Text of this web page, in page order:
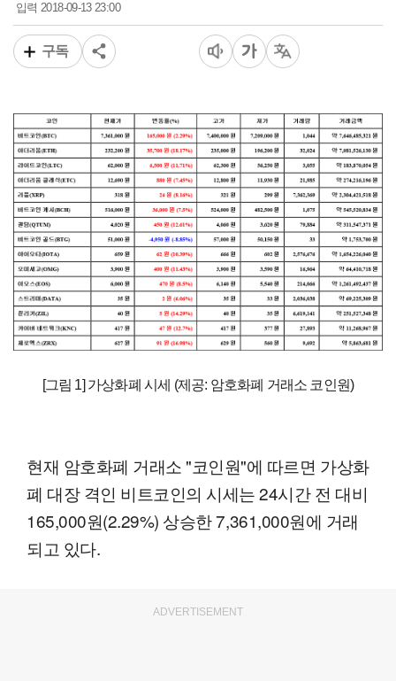
입력2018-09-13 23:00
구독
[그림 1] 가상화폐 시세 (제공: 암호화폐 거래소 코인원)
현재 암호화폐 거래소 "코인원"에 따르면 가상화
폐 대장 격인 비트코인의 시세는 24시간 전 대비
165,000원(2.29%) 상승한 7,361,000원에 거래
되고 있다.
ADVERTISEMENT